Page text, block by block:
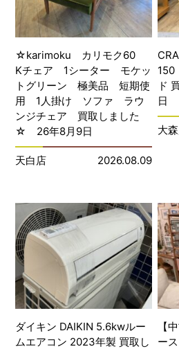
☆karimoku カリモク60
Kチェア 1シーター モケッ
トグリーン 極美品 短期使
用 1人掛け ソファ ラウ
ンジチェア 買取しました
☆ 26年8月9日
天白店 2026.08.09
150
ド
日
大
ダイキン DAIKIN 5.6kwルー
ムエアコン 2023年製 買取し
【
ー